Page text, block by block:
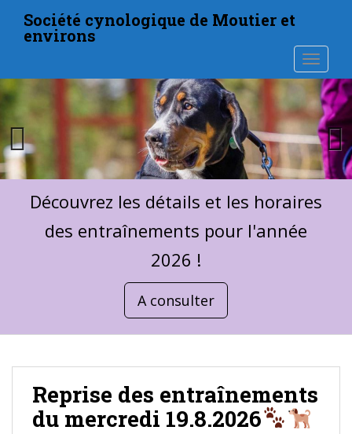
t
o
a
n
Société cynologique de Moutier et
environs
Découvrez les détails et les horaires
des entraînements pour l'année
2026 !
A consulter
Reprise des entraînements
du mercredi 19.8.2026